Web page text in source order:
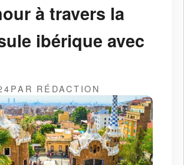
à travers la
ibérique avec
PAR RÉDACTION